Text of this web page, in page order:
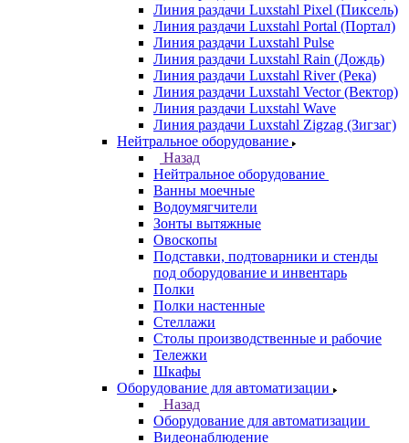
Линия раздачи Luxstahl Pixel (Пиксель)
Линия раздачи Luxstahl Portal (Портал)
Линия раздачи Luxstahl Pulse
Линия раздачи Luxstahl Rain (Дождь)
Линия раздачи Luxstahl River (Река)
Линия раздачи Luxstahl Vector (Вектор)
Линия раздачи Luxstahl Wave
Линия раздачи Luxstahl Zigzag (Зигзаг)
Нейтральное оборудование
Назад
Нейтральное оборудование
Ванны моечные
Водоумягчители
Зонты вытяжные
Овоскопы
Подставки, подтоварники и стенды
под оборудование и инвентарь
Полки
Полки настенные
Стеллажи
Столы производственные и рабочие
Тележки
Шкафы
Оборудование для автоматизации
Назад
Оборудование для автоматизации
Видеонаблюдение